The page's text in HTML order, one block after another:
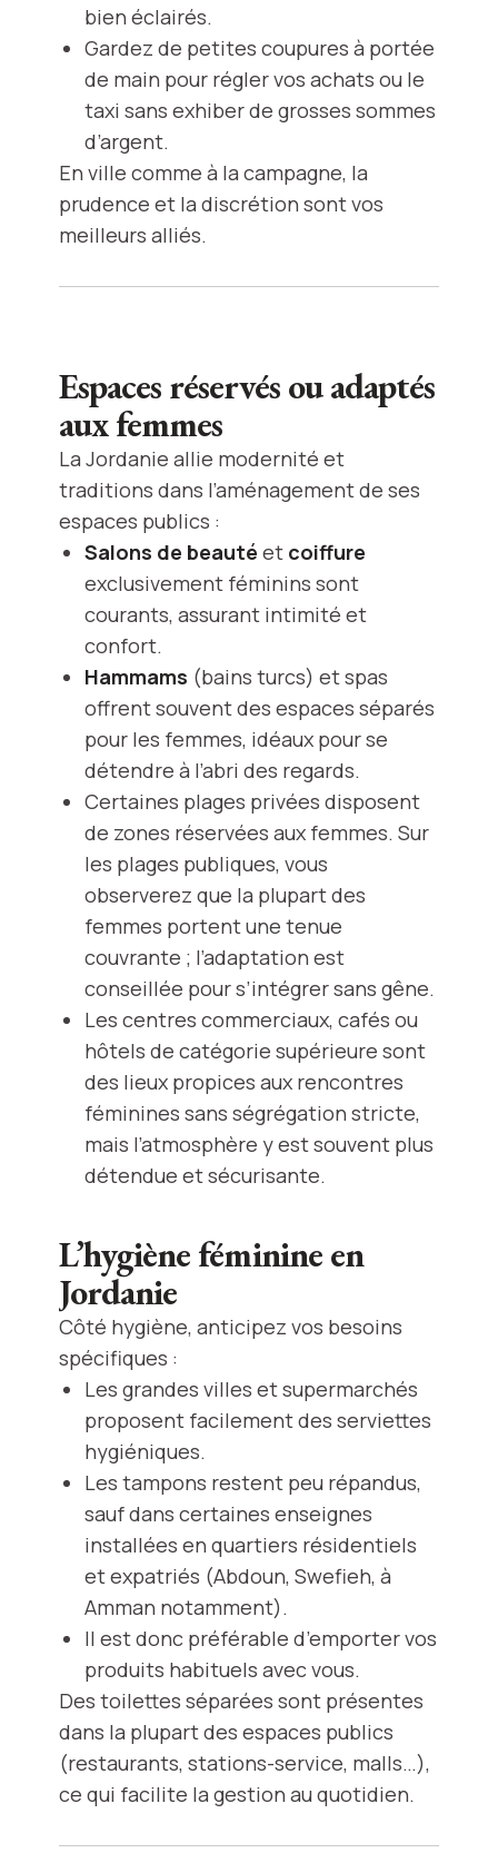
bien éclairés.
Gardez de petites coupures à portée
de main pour régler vos achats ou le
taxi sans exhiber de grosses sommes
d’argent.
En ville comme à la campagne, la
prudence et la discrétion sont vos
meilleurs alliés.
Espaces réservés ou adaptés
aux femmes
La Jordanie allie modernité et
traditions dans l’aménagement de ses
espaces publics :
Salons de beauté et coiffure
exclusivement féminins sont
courants, assurant intimité et
confort.
Hammams (bains turcs) et spas
offrent souvent des espaces séparés
pour les femmes, idéaux pour se
détendre à l’abri des regards.
Certaines plages privées disposent
de zones réservées aux femmes. Sur
les plages publiques, vous
observerez que la plupart des
femmes portent une tenue
couvrante ; l’adaptation est
conseillée pour s’intégrer sans gêne.
Les centres commerciaux, cafés ou
hôtels de catégorie supérieure sont
des lieux propices aux rencontres
féminines sans ségrégation stricte,
mais l’atmosphère y est souvent plus
détendue et sécurisante.
L’hygiène féminine en
Jordanie
Côté hygiène, anticipez vos besoins
spécifiques :
Les grandes villes et supermarchés
proposent facilement des serviettes
hygiéniques.
Les tampons restent peu répandus,
sauf dans certaines enseignes
installées en quartiers résidentiels
et expatriés (Abdoun, Swefieh, à
Amman notamment).
Il est donc préférable d’emporter vos
produits habituels avec vous.
Des toilettes séparées sont présentes
dans la plupart des espaces publics
(restaurants, stations-service, malls…),
ce qui facilite la gestion au quotidien.